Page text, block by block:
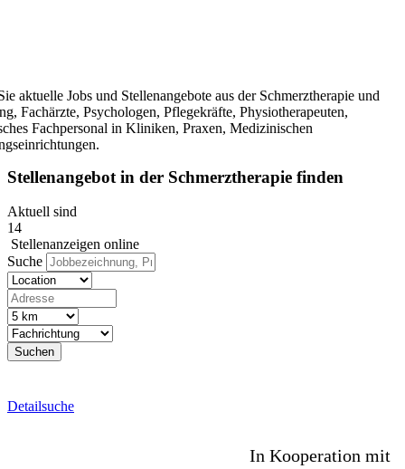
aktuelle Jobs und Stellenangebote aus der Schmerztherapie und
Fachärzte, Psychologen, Pflegekräfte, Physiotherapeuten,
Fachpersonal in Kliniken, Praxen, Medizinischen
Stellenangebot in der Schmerztherapie finden
Aktuell sind
14
Stellenanzeigen online
Suche
Suchen
Detailsuche
In Kooperation mit